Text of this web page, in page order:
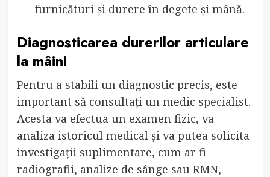
furnicături și durere în degete și mână.
Diagnosticarea durerilor articulare
la mâini
Pentru a stabili un diagnostic precis, este
important să consultați un medic specialist.
Acesta va efectua un examen fizic, va
analiza istoricul medical și va putea solicita
investigații suplimentare, cum ar fi
radiografii, analize de sânge sau RMN,